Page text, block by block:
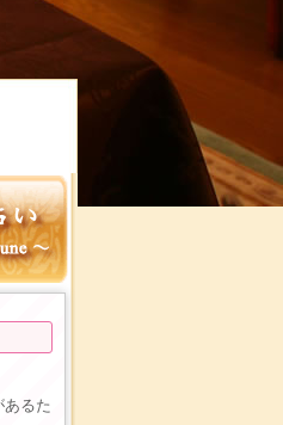
あるた